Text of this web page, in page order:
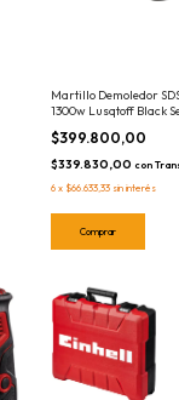
Martillo Demoledor
1300w Lusqtoff Black
$399.800,00
$339.830,00 con
6 x $66.633,33 sin interés